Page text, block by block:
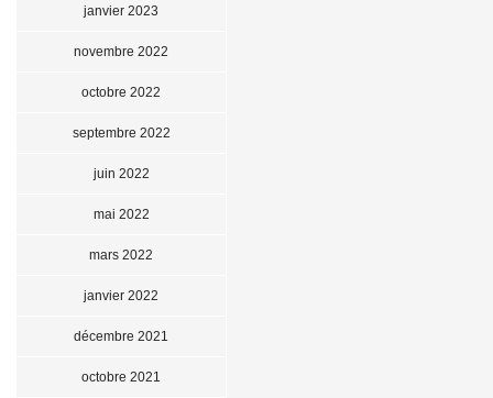
janvier 2023
novembre 2022
octobre 2022
septembre 2022
juin 2022
mai 2022
mars 2022
janvier 2022
décembre 2021
octobre 2021